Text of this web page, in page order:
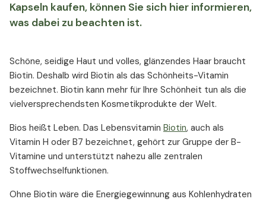
Kapseln kaufen, können Sie sich hier informieren,
was dabei zu beachten ist.
Schöne, seidige Haut und volles, glänzendes Haar braucht
Biotin. Deshalb wird Biotin als das Schönheits-Vitamin
bezeichnet. Biotin kann mehr für Ihre Schönheit tun als die
vielversprechendsten Kosmetikprodukte der Welt.
Bios heißt Leben. Das Lebensvitamin Biotin, auch als
Vitamin H oder B7 bezeichnet, gehört zur Gruppe der B-
Vitamine und unterstützt nahezu alle zentralen
Stoffwechselfunktionen.
Ohne Biotin wäre die Energiegewinnung aus Kohlenhydraten